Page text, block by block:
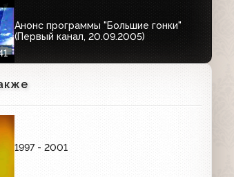
Анонс программы "Большие гонки"
(Первый канал, 20.09.2005)
Анонс документального фильма
"Родить в 60" (Первый канал,
1997 - 2001